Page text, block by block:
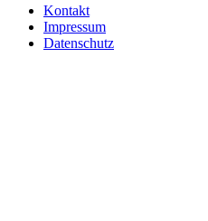
Kontakt
Impressum
Datenschutz